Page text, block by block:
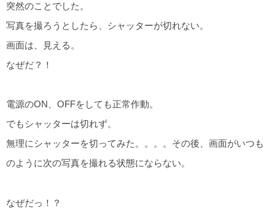
突然のことでした。
写真を撮ろうとしたら、シャッターが切れない。
画面は、見える。
なぜだ？！
電源のON、OFFをしても正常作動。
でもシャッターは切れず。
無理にシャッターを切ってみた。。。。その後、画面がいつも
のように次の写真を撮れる状態にならない。
なぜだっ！？